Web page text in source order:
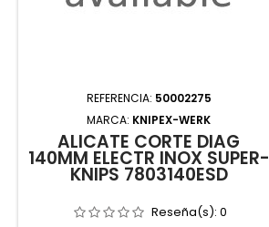
REFERENCIA: 50002275
MARCA: KNIPEX-WERK
ALICATE CORTE DIAG
140MM ELECTR INOX SUPER-
KNIPS 7803140ESD
Reseña(s): 0